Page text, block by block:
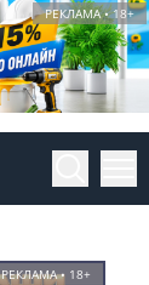
РЕКЛАМА • 18+
РЕКЛАМА • 18+